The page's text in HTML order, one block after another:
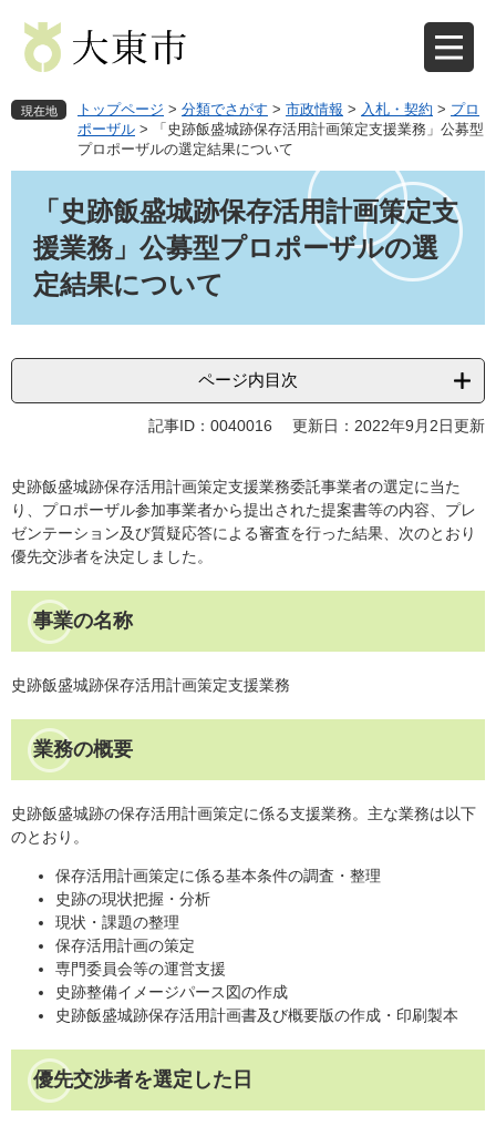
先
す
を
し
現在地 トップページ > 分類でさがす > 市政情報 > 入札・契約 > プロ
ポーザル >
「史跡飯盛城跡保存活用計画策定支援業務」公募型
プロポーザルの選定結果について
「史跡飯盛城跡保存活用計画策定支
援業務」公募型プロポーザルの選
定結果について
ページ内目次
記事ID：0040016 更新日：2022年9月2日更新
史跡飯盛城跡保存活用計画策定支援業務委託事業者の選定に当た
り、プロポーザル参加事業者から提出された提案書等の内容、プレ
ゼンテーション及び質疑応答による審査を行った結果、次のとおり
優先交渉者を決定しました。
事業の名称
史跡飯盛城跡保存活用計画策定支援業務
業務の概要
史跡飯盛城跡の保存活用計画策定に係る支援業務。主な業務は以下
のとおり。
保存活用計画策定に係る基本条件の調査・整理
史跡の現状把握・分析
現状・課題の整理
保存活用計画の策定
専門委員会等の運営支援
史跡整備イメージパース図の作成
史跡飯盛城跡保存活用計画書及び概要版の作成・印刷製本
優先交渉者を選定した日